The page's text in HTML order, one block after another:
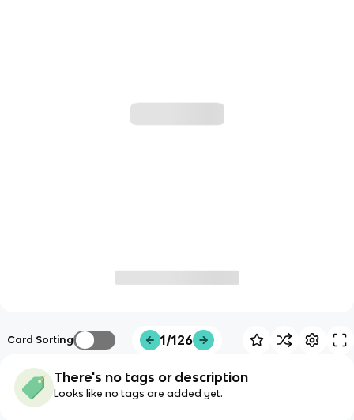
Card Sorting 1/126
There's no tags or description
Looks like no tags are added yet.